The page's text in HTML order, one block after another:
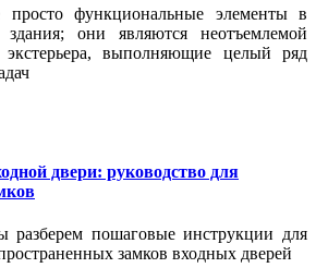
функциональные элементы в
здания; они являются неотъемлемой
выполняющие целый ряд
двери: руководство для
разберем пошаговые инструкции для
замков входных дверей